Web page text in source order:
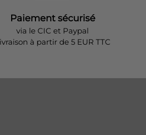
Paiement sécurisé
via le CIC et Paypal
à partir de 5 EUR TTC